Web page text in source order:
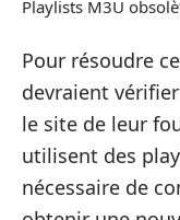
Playlists M3U
Pour résoudre
devraient
le site de leur
utilisent des
nécessaire de